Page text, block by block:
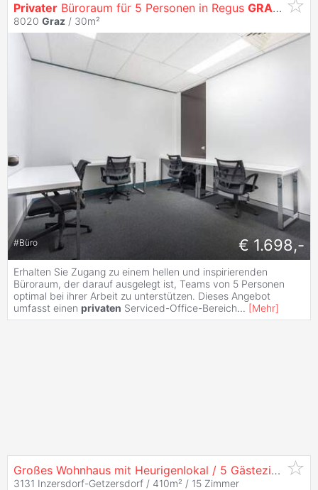
Privater Büroraum für 5 Personen in Regus GRAZ , Level
8020 Graz / 30m²
#Büro € 1.698,-
Erhalten Sie Zugang zu einem hellen und inspirierenden
Büroraum, der darauf ausgelegt ist, Teams von 5 Personen
optimal bei ihrer Arbeit zu unterstützen. Dieses Angebot
umfasst einen privaten Serviced-Office-Bereich... [Mehr]
Großes Wohnhaus mit Heurigenlokal / 5 Gästezimmern und einem
3131 Inzersdorf-Getzersdorf / 410m² / 15 Zimmer